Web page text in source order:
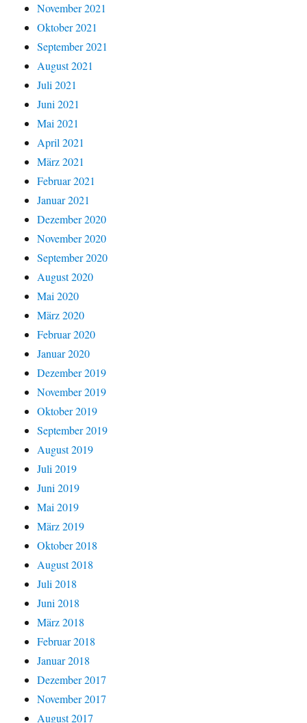
November 2021
Oktober 2021
September 2021
August 2021
Juli 2021
Juni 2021
Mai 2021
April 2021
März 2021
Februar 2021
Januar 2021
Dezember 2020
November 2020
September 2020
August 2020
Mai 2020
März 2020
Februar 2020
Januar 2020
Dezember 2019
November 2019
Oktober 2019
September 2019
August 2019
Juli 2019
Juni 2019
Mai 2019
März 2019
Oktober 2018
August 2018
Juli 2018
Juni 2018
März 2018
Februar 2018
Januar 2018
Dezember 2017
November 2017
August 2017